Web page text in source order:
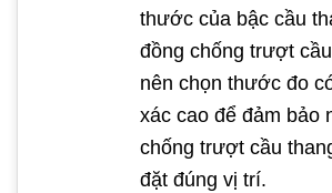
thước của bậc cầu
đồng chống trượt
nên chọn thước đo
xác cao để đảm bảo
chống trượt cầu
đặt đúng vị trí.